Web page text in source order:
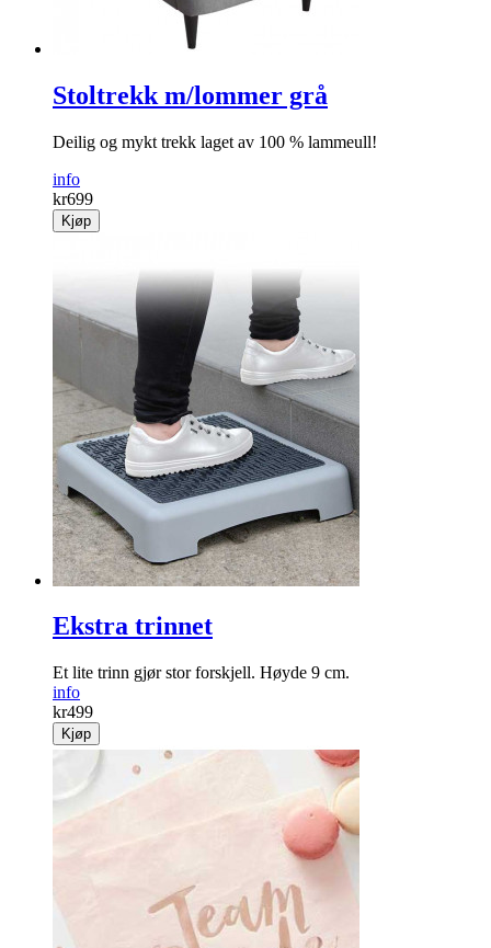
Stoltrekk m/lommer grå
Deilig og mykt trekk laget av 100 % lammeull!
info
kr699
Kjøp
Ekstra trinnet
Et lite trinn gjør stor forskjell. Høyde 9 cm.
info
kr499
Kjøp